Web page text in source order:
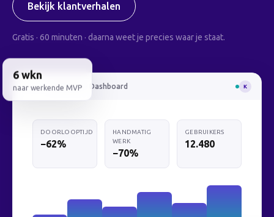
Bekijk klantverhalen
Gratis · 60 minuten · daarna weet je precies waar je staat.
Kobeon · Dashboard K
DOORLOOPTIJD
−62%
HANDMATIG
WERK
−70%
GEBRUIKERS
12.480
6 wkn
naar werkende MVP